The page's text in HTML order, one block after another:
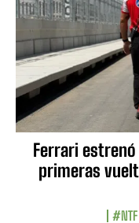
Ferrari
primeras
#NTF